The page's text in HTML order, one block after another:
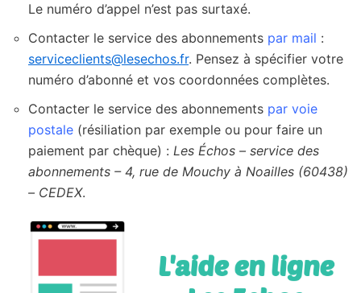
Le numéro d’appel n’est pas surtaxé.
Contacter le service des abonnements par mail :
serviceclients@lesechos.fr. Pensez à spécifier votre
numéro d’abonné et vos coordonnées complètes.
Contacter le service des abonnements par voie
postale (résiliation par exemple ou pour faire un
paiement par chèque) : Les Échos – service des
abonnements – 4, rue de Mouchy à Noailles (60438)
– CEDEX.